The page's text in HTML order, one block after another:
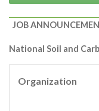
JOB
National Soil and
Organization